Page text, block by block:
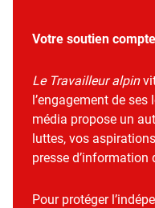
Votre soutien
Le Travailleur alpin
l’engagement de ses
média propose un
luttes, vos
presse d’information
Pour protéger